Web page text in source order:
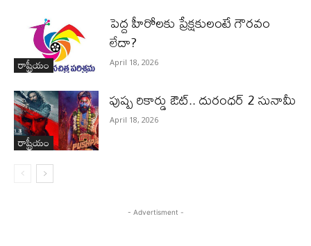
రాష్ట్రీయం
పెద్ద హీరోల‌కు ప్రేక్ష‌కులంటే గౌర‌వం
లేదా?
April 18, 2026
రాష్ట్రీయం
పుష్ప రికార్డు ఔట్‌.. దురంధ‌ర్ 2 సునామీ
April 18, 2026
- Advertisment -